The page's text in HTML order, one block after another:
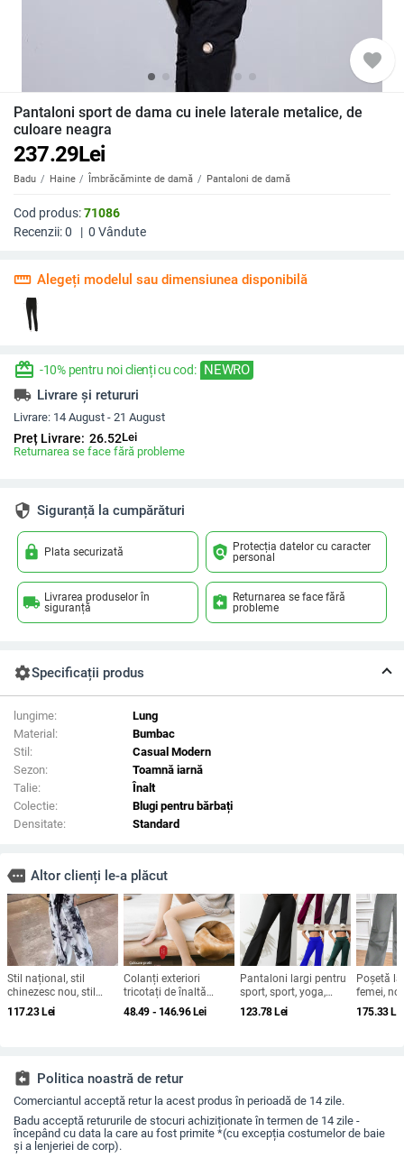
favorite
Pantaloni sport de dama cu inele laterale metalice, de
culoare neagra
237.29Lei
Badu Haine Îmbrăcăminte de damă Pantaloni de damă
Cod produs:71086
Recenzii:0 | 0 Vândute
straighten Alegeți modelul sau dimensiunea disponibilă
redeem -10% pentru noi clienți cu cod: NEWRO
local_shipping Livrare și retururi
Livrare: 14 August - 21 August
Preț Livrare: 26.52Lei
Returnarea se face fără probleme
security Siguranță la cumpărături
lock Plata securizată policy Protecția datelor cu caracter
personal
local_shipping Livrarea produselor în
siguranță
assignment_return Returnarea se face fără
probleme
settingsSpecificații produs
lungime:
Lung
Material:
Bumbac
Stil:
Casual Modern
Sezon:
Toamnă iarnă
Talie:
Înalt
Colectie:
Blugi pentru bărbați
Densitate:
Standard
more Altor clienți le-a plăcut
Stil național, stil
chinezesc nou, stil
bambus, pantaloni
largi cu picior, cu curea
contrastantă, slăbire,
pantaloni casual lejeri
117.23Lei
Colanți exteriori
tricotați de înaltă
elasticitate, căptușiți
cu fleece, pentru
cu model iluzie, fără
cusături și călduroși
48.49 - 146.96Lei
Pantaloni largi pentru
sport, sport, yoga,
alergare, fitness,
sărituri, pantaloni
123.78Lei
Poșetă
femei,
Joker,
în
175.33Lei
assignment_return Politica noastră de retur
Comerciantul acceptă retur la acest produs în perioadă de 14 zile.
Badu acceptă retururile de stocuri achiziționate în termen de 14 zile -
începând cu data la care au fost primite *(cu excepția costumelor de baie
și a lenjeriei de corp).